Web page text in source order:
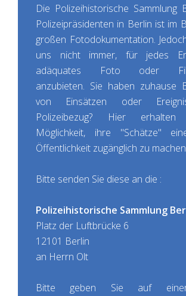
Die Polizeihistorische Sammlung
Polizeipräsidenten in Berlin ist im
großen Fotodokumentation.
uns nicht immer, für jedes
adäquates Foto oder
anzubieten. Sie haben zuhause Bildmaterial
von Einsätzen oder
Polizeibezug? Hier
Möglichkeit, ihre "Schätze"
Öffentlichkeit zugänglich zu
Bitte senden Sie diese an die :
Polizeihistorische Sammlung
Platz der Luftbrücke 6
12101 Berlin
an Herrn Olt
Bitte geben Sie auf